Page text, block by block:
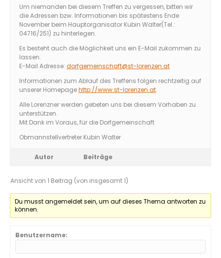
Um niemanden bei diesem Treffen zu vergessen, bitten wir
die Adressen bzw. Informationen bis spätestens Ende
November beim Hauptorganisator Kubin Walter(Tel.:
04716/251) zu hinterlegen.
Es besteht auch die Möglichkeit uns ein E-Mail zukommen zu
lassen.
E-Mail Adresse: dorfgemeinschaft@st-lorenzen.at
Informationen zum Ablauf des Treffens folgen rechtzeitig auf
unserer Homepagehttp://www.st-lorenzen.at.
Alle Lorenzner werden gebeten uns bei diesem Vorhaben zu
unterstützen.
Mit Dank im Voraus, für die Dorfgemeinschaft
Obmannstellvertreter Kubin Walter
Autor Beiträge
Ansicht von 1 Beitrag (von insgesamt 1)
Du musst angemeldet sein, um auf dieses Thema antworten zu
können.
Benutzername: